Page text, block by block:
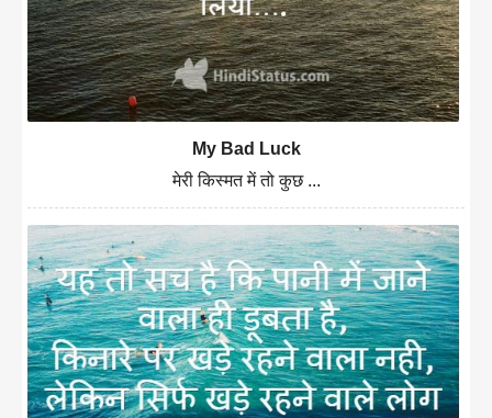
My Bad Luck
मेरी किस्मत में तो कुछ ...